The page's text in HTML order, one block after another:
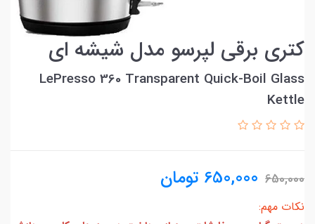
کتری برقی لپرسو مدل شیشه ای
LePresso 360 Transparent Quick-Boil Glass
Kettle
650,000
650,000 تومان
نکات مهم: